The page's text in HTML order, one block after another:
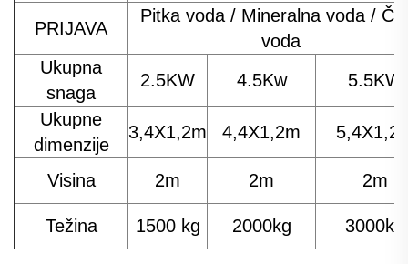
PRIJAVA
Pitka voda / Mineralna voda /
voda
Ukupna
snaga
2.5KW 4.5Kw
5.5KW
Ukupne
dimenzije
3,4X1,2m 4,4X1,2m
Visina 2m 2m 2m
Težina 1500 kg 2000kg 3000kg